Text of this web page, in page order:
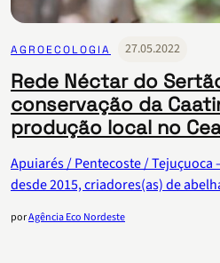
AGROECOLOGIA 27.05.2022
Rede Néctar do
conservação da
produção local no
Apuiarés / Pentecoste / Tejuçuoca
desde 2015, criadores(as) de
porAgência Eco Nordeste